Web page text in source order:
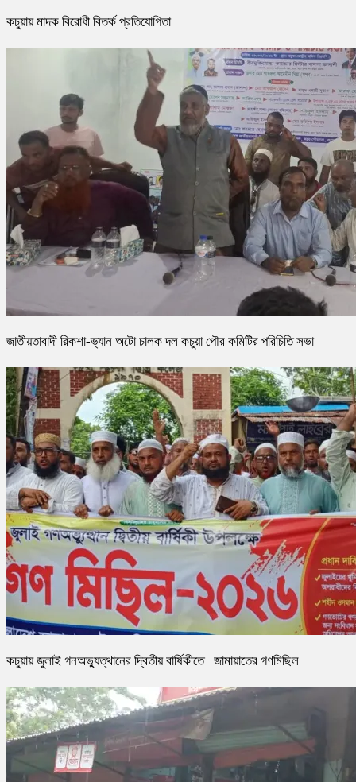
কচুয়ায় মাদক বিরোধী বিতর্ক প্রতিযোগিতা
জাতীয়তাবাদী রিকশা-ভ্যান অটো চালক দল কচুয়া পৌর কমিটির পরিচিতি সভা
কচুয়ায় জুলাই গনঅভ্যুত্থানের দ্বিতীয় বার্ষিকীতে জামায়াতের গণমিছিল